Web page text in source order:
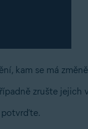
kam se má
zrušte jejich
potvrďte.